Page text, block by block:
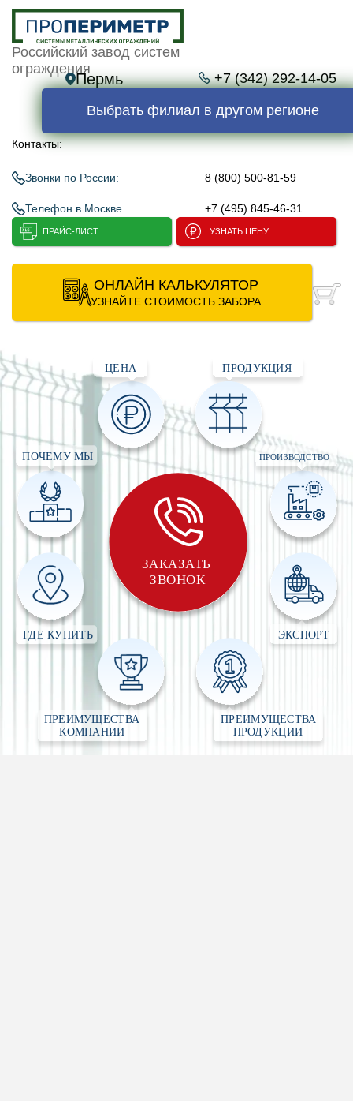
Российский завод систем
ограждения
Пермь +7 (342) 292-14-05
Выбрать филиал в другом регионе
Контакты:
Звонки по России: 8 (800) 500-81-59
Телефон в Москве +7 (495) 845-46-31
ПРАЙС-ЛИСТ УЗНАТЬ ЦЕНУ
ОНЛАЙН КАЛЬКУЛЯТОР
УЗНАЙТЕ СТОИМОСТЬ ЗАБОРА
ЗАКАЗАТЬ
ЗВОНОК
ПОЧЕМУ МЫ ПРОИЗВОДСТВО
ЭКСПОРТ
ЦЕНА
ПРЕИМУЩЕСТВА
ПРОДУКЦИИ
ПРЕИМУЩЕСТВА
КОМПАНИИ
ПРОДУКЦИЯ
ГДЕ КУПИТЬ